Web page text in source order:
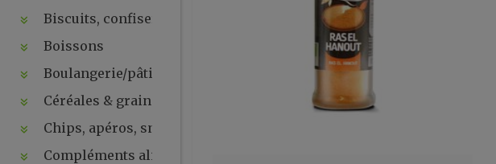
Biscuits, confiseries, chocolats, snacks
Boissons
Boulangerie/pâtisseries
Céréales & graines
Chips, apéros, snacks, crackers ...
Compléments alimentaires & plantes